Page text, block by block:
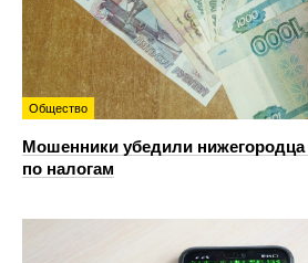
Общество
Мошенники убедили нижегородца
по налогам